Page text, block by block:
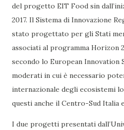
del progetto EIT Food sin
2017. Il Sistema di Innovazione
stato progettato per gli Stati
associati al programma Horizon
secondo lo European Innovation
moderati in cui è necessario
internazionale degli ecosistemi
questi anche il Centro-Sud Italia
I due progetti presentati